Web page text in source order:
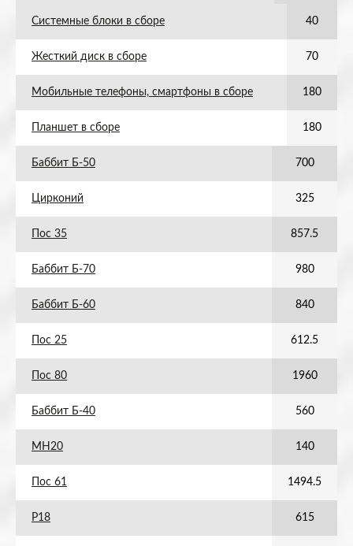
Системные блоки в сборе 40
Жесткий диск в сборе 70
Мобильные телефоны, смартфоны в сборе 180
Планшет в сборе 180
Баббит Б-50 700
Цирконий 325
Пос 35 857.5
Баббит Б-70 980
Баббит Б-60 840
Пос 25 612.5
Пос 80 1960
Баббит Б-40 560
МН20 140
Пос 61 1494.5
Р18 615